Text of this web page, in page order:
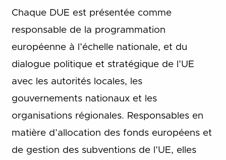
Chaque DUE est présentée comme
responsable de la programmation
européenne à l’échelle nationale, et du
dialogue politique et stratégique de l’UE
avec les autorités locales, les
gouvernements nationaux et les
organisations régionales. Responsables en
matière d’allocation des fonds européens et
de gestion des subventions de l’UE, elles